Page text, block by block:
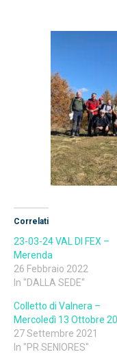
Correlati
23-03-24 VAL DI FEX –
Merenda
26 Febbraio 2022
In "DALLA SEDE"
Colletto di Valnera –
Mercoledì 13 Ottobre
27 Settembre 2021
In "PR SENIORES"